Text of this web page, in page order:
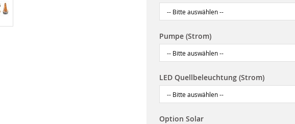
Pumpe (Strom)
LED Quellbeleuchtung (Strom)
Option Solar